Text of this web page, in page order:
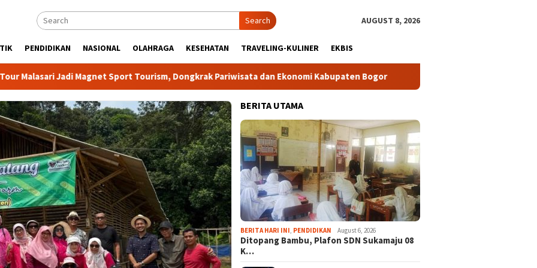
Search AUGUST 8, 2026
PENDIDIKAN NASIONAL OLAHRAGA KESEHATAN TRAVELING-KULINER EKBIS
Jadi Magnet Sport Tourism, Dongkrak Pariwisata dan Ekonomi Kabupaten Bogor Tour Malasari Halimun Salak Kian
BERITA UTAMA
BERITA HARI INI PENDIDIKAN August 6, 2026
Ditopang Bambu, Plafon SDN Sukamaju 08
K…